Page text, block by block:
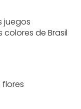
juegos
de Brasil